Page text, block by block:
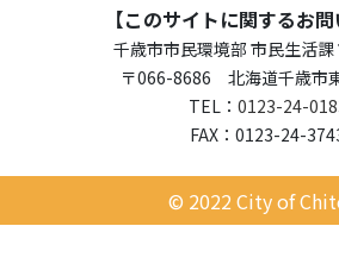
【このサイトに関するお問
千歳市市民環境部 市民生活
〒066-8686 北海道千歳市
TEL： 0123-24-
FAX：0123-24-
© 2022 City of